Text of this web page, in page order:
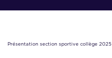
Présentation section sportive collège 2025